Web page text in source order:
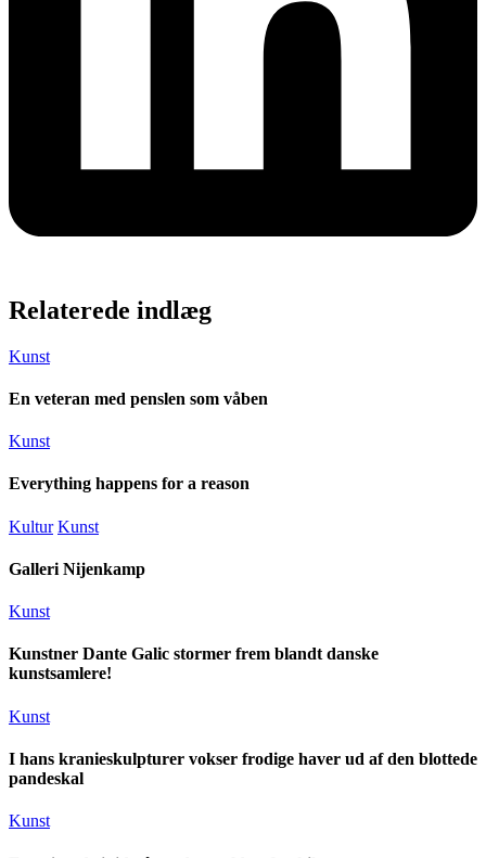
Relaterede indlæg
Kunst
En veteran med penslen som våben
Kunst
Everything happens for a reason
Kultur Kunst
Galleri Nijenkamp
Kunst
Kunstner Dante Galic stormer frem blandt danske
kunstsamlere!
Kunst
I hans kranieskulpturer vokser frodige haver ud af den blottede
pandeskal
Kunst